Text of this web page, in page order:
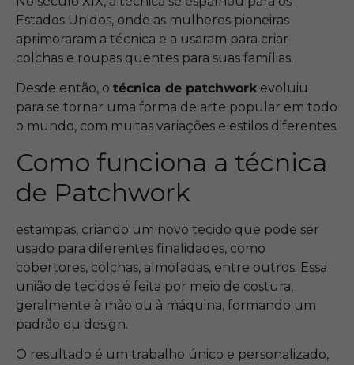
Estados Unidos, onde as mulheres pioneiras
aprimoraram a técnica e a usaram para criar
colchas e roupas quentes para suas famílias.
Desde então, o técnica de patchwork evoluiu
para se tornar uma forma de arte popular em todo
o mundo, com muitas variações e estilos diferentes.
Como funciona a técnica
de Patchwork
estampas, criando um novo tecido que pode ser
usado para diferentes finalidades, como
cobertores, colchas, almofadas, entre outros. Essa
união de tecidos é feita por meio de costura,
geralmente à mão ou à máquina, formando um
padrão ou design.
O resultado é um trabalho único e personalizado,